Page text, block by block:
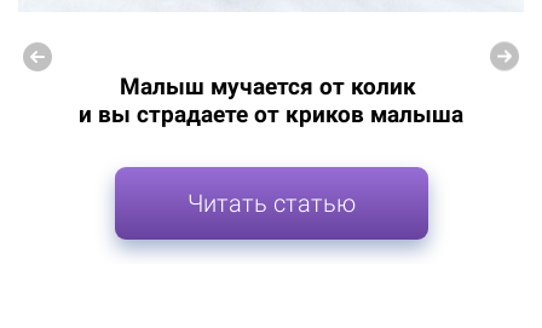
Малыш мучается от колик
и вы страдаете от криков малыша
Читать статью